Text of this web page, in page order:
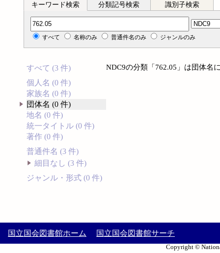
キーワード検索 分類記号検索 識別子検索
分類記号検索
すべて 名称のみ 普通件名のみ ジャンルのみ
すべて (3 件)
個人名 (0 件)
家族名 (0 件)
団体名 (0 件)
地名 (0 件)
統一タイトル (0 件)
著作 (0 件)
普通件名 (3 件)
細目なし (3 件)
ジャンル・形式 (0 件)
NDC9の分類「762.05」は団体名
国立国会図書館ホーム 国立国会図書館サーチ
Copyright ©